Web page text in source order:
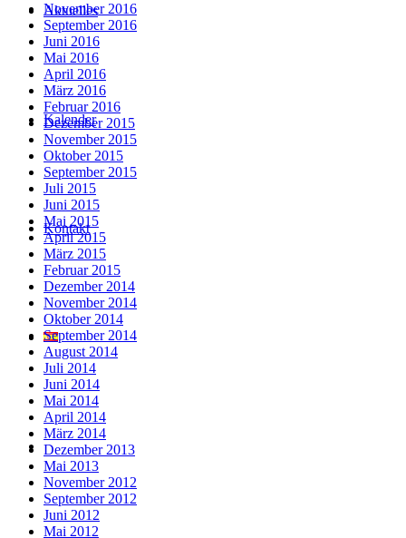
Aktuelles
Kalender
Kontakt
Suche
November 2016
September 2016
Juni 2016
Mai 2016
April 2016
März 2016
Februar 2016
Dezember 2015
November 2015
Oktober 2015
September 2015
Juli 2015
Juni 2015
Mai 2015
April 2015
März 2015
Februar 2015
Dezember 2014
November 2014
Oktober 2014
September 2014
August 2014
Juli 2014
Juni 2014
Mai 2014
April 2014
März 2014
Dezember 2013
Mai 2013
November 2012
September 2012
Juni 2012
Mai 2012